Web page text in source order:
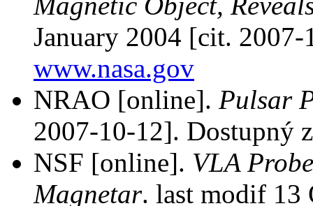
January 2004 [cit.
www.nasa.gov
NRAO [online]. Pulsar
2007-10-12]. Dostupný
NSF [online]. VLA
Magnetar. last modif 13